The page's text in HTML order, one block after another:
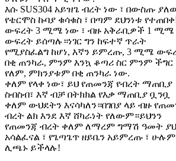
እሱ SUS304 አይዝጌ ብረት ነው ፣ በውስጡ
የቴርሞስ ኩባያ ቁሳቁስ ፣ በጣም ደህንነቱ
ውፍረት 3 ሚሜ ነው ፣ ብዙ አቅራቢዎች 1 ሚሜ
ውፍረት ይሰጣሉ።ነገር ግን ከፍተኛ ጥራት
የሚያስፈልግ ከሆነ, እኛን ይምረጡ, 3 ሚሜ
በቂ ጠንካራ, ምንም እንኳ ቆጣሪ ስር ምንም ችግር
የለም, ምክንያቱም በቂ ጠንካራ ነው.
ቀለም የላቀ ነው፣ ይህ የጠመንጃ የብረት ማጠቢያ
ስብስብ፣ እኛ ብቻ በትክክል የእቃ ማጠቢያ ቧንቧ
ቀለም ውህደትን እናሳካለን።በገበያ ላይ ብዙ
ብረት ልክ እንደ እኛ ሸካራነት የለውም።ይህንን
የጠመንጃ ብረት ቀለም ለማረም ግማሽ ዓመት
አሳልፈናል ፣ የጌጣጌጥ ዘይቤን አይምረጡ ፣ ሁሉም
ሊጫኑ ይችላሉ!